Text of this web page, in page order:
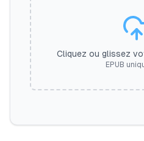
Cliquez ou glissez
EPUB